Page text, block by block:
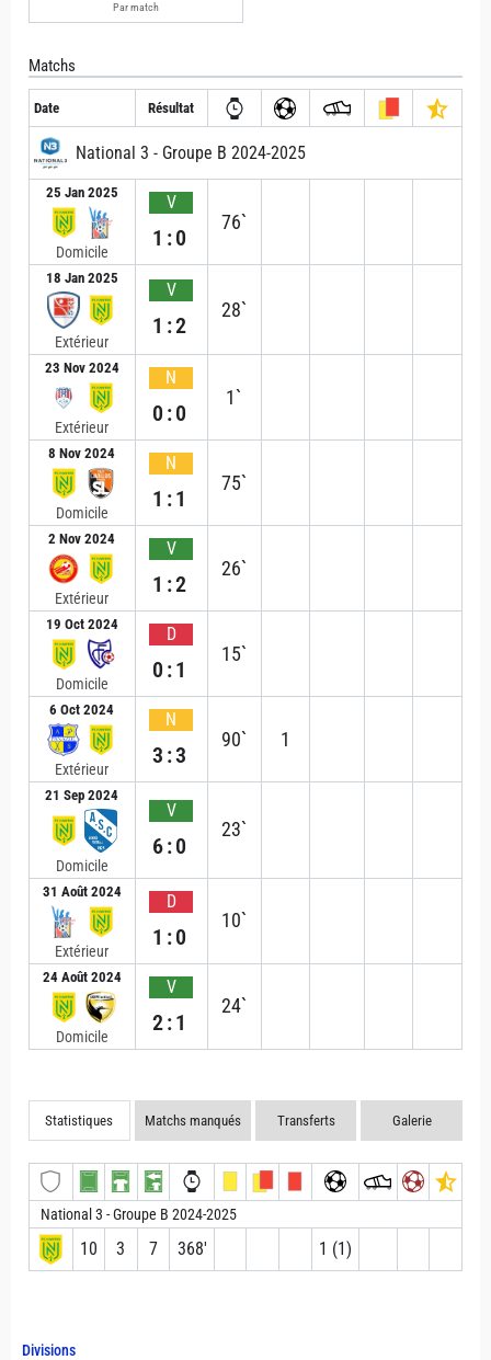
Divisions
Par match
Matchs
Date Résultat
National 3 - Groupe B 2024-2025
25 Jan 2025
Domicile
V
1:0
76`
18 Jan 2025
Extérieur
V
1:2
28`
23 Nov 2024
Extérieur
N
0:0
1`
8 Nov 2024
Domicile
N
1:1
75`
2 Nov 2024
Extérieur
V
1:2
26`
19 Oct 2024
Domicile
D
0:1
15`
6 Oct 2024
Extérieur
N
3:3
90` 1
21 Sep 2024
Domicile
V
6:0
23`
31 Août 2024
Extérieur
D
1:0
10`
24 Août 2024
Domicile
V
2:1
24`
Statistiques Matchs manqués Transferts Galerie
National 3 - Groupe B 2024-2025
10 3 7 368′ 1 (1)